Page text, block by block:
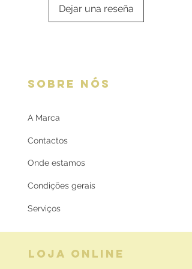
Dejar una reseña
SOBRE NÓS
A Marca
Contactos
Onde estamos
Condições gerais
Serviços
LOJA ONLINE